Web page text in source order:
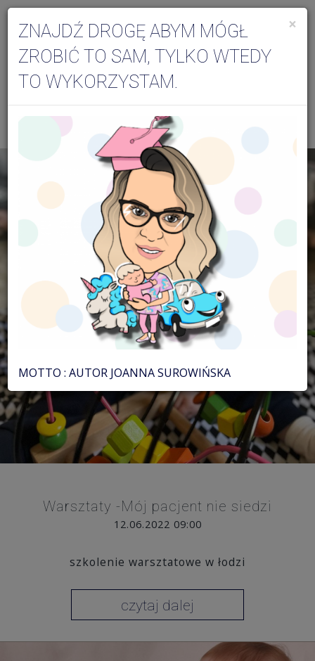
Aktualności dla specjalistów
Archiwum - czerwiec 2022
Warsztaty -Mój pacjent nie siedzi
12.06.2022 09:00
szkolenie warsztatowe w łodzi
czytaj dalej
×
ZNAJDŹ DROGĘ ABYM MÓGŁ
ZROBIĆ TO SAM, TYLKO WTEDY
TO WYKORZYSTAM.
MOTTO : AUTOR JOANNA SUROWIŃSKA